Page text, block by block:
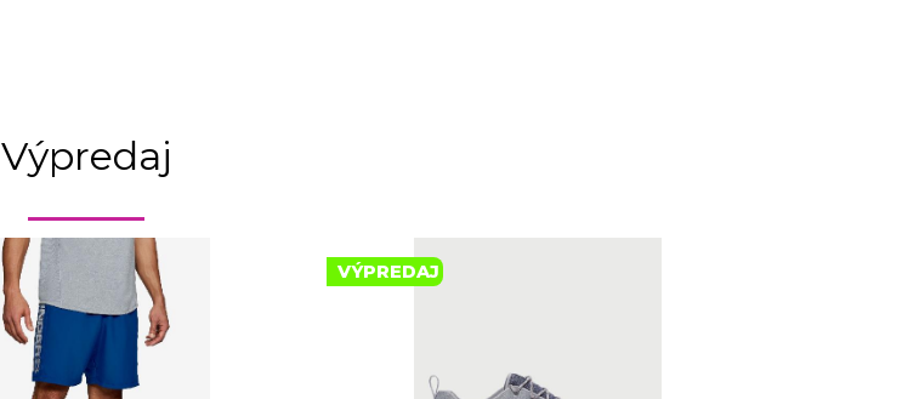
Výpredaj
VÝPREDAJ